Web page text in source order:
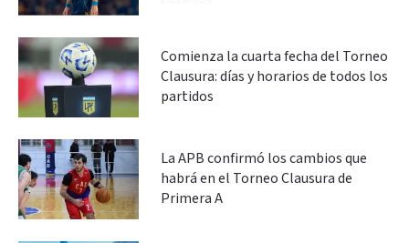
Comienza la cuarta fecha del Torneo
Clausura: días y horarios de todos los
partidos
La APB confirmó los cambios que
habrá en el Torneo Clausura de
Primera A